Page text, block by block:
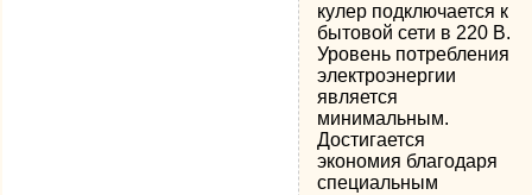
кулер подключается к
бытовой сети в 220 В.
Уровень потребления
электроэнергии
является
минимальным.
Достигается
экономия благодаря
специальным